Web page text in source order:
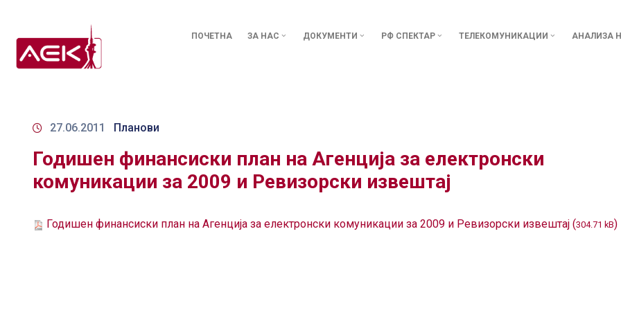
ПОЧЕТНА ЗА НАС ДОКУМЕНТИ РФ СПЕКТАР ТЕЛЕКОМУНИКАЦИИ АНАЛИЗА
27.06.2011 Планови
Годишен финансиски план на Агенција за електронски
комуникации за 2009 и Ревизорски извештај
Годишен финансиски план на Агенција за електронски комуникации за 2009 и Ревизорски извештај (304.71 kB)